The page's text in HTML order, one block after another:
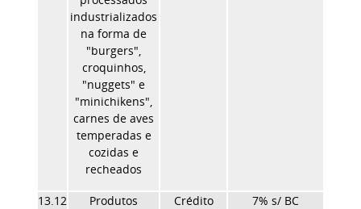
industrializados
na forma de
"burgers",
croquinhos,
"nuggets" e
"minichikens",
carnes de aves
temperadas e
cozidas e
recheados
13.12
Produtos
Crédito
7% s/ BC